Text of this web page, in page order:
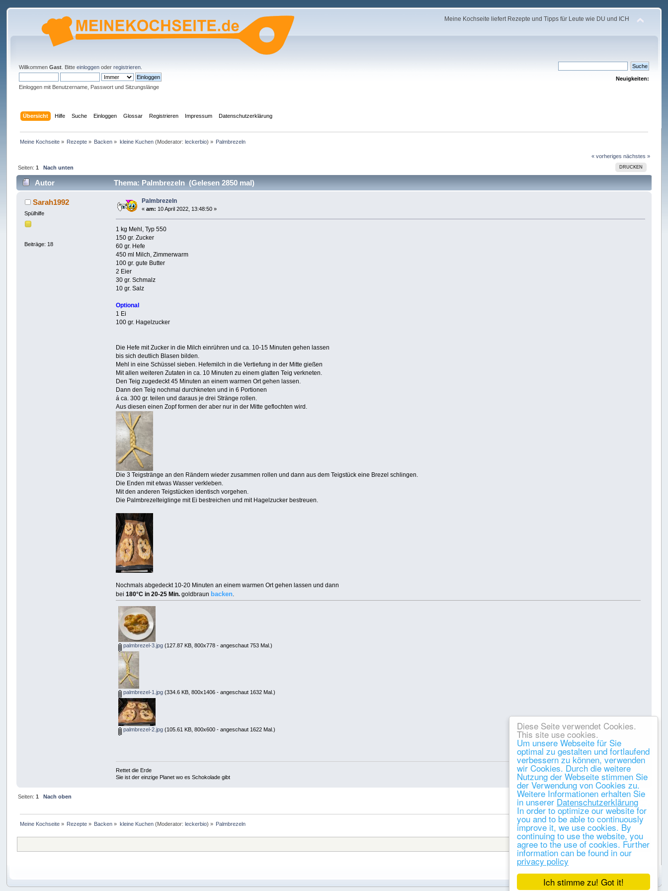
Ich stimme zu! Got it!
Diese Seite verwendet Cookies.
This site use cookies.
Um unsere Webseite für Sie
optimal zu gestalten und fortlaufend
verbessern zu können, verwenden
wir Cookies. Durch die weitere
Nutzung der Webseite stimmen Sie
der Verwendung von Cookies zu.
Weitere Informationen erhalten Sie
in unserer Datenschutzerklärung
In order to optimize our website for
you and to be able to continuously
improve it, we use cookies. By
continuing to use the website, you
agree to the use of cookies. Further
information can be found in our
privacy policy
Meine Kochseite liefert Rezepte und Tipps für Leute wie DU und ICH
WillkommenGast . Bitteeinloggen oderregistrieren
Einloggen mit Benutzername, Passwort und Sitzungslänge
Neuigkeiten:
Übersicht Hilfe Suche Einloggen Glossar Registrieren Impressum Datenschutzerklärung
Meine Kochseite» Rezepte » Backen » kleine Kuchen(Moderator: leckerbio) » Palmbrezeln
« vorheriges nächstes »
DRUCKEN
Seiten: 1 Nach unten
Autor Thema: Palmbrezeln (Gelesen 2850 mal)
Sarah1992
Spülhilfe
Beiträge: 18
Palmbrezeln
«am: 10 April 2022, 13:48:50 »
1 kg Mehl, Typ 550
150 gr. Zucker
60 gr. Hefe
450 ml Milch, Zimmerwarm
100 gr. gute Butter
2 Eier
30 gr. Schmalz
10 gr. Salz
Optional
1 Ei
100 gr. Hagelzucker
Die Hefe mit Zucker in die Milch einrühren und ca. 10-15 Minuten gehen lassen
bis sich deutlich Blasen bilden.
Mehl in eine Schüssel sieben. Hefemilch in die Vertiefung in der Mitte gießen
Mit allen weiteren Zutaten in ca. 10 Minuten zu einem glatten Teig verkneten.
Den Teig zugedeckt 45 Minuten an einem warmen Ort gehen lassen.
Dann den Teig nochmal durchkneten und in 6 Portionen
á ca. 300 gr. teilen und daraus je drei Stränge rollen.
Aus diesen einen Zopf formen der aber nur in der Mitte geflochten wird.
Die 3 Teigstränge an den Rändern wieder zusammen rollen und dann aus dem Teigstück eine Brezel schlingen.
Die Enden mit etwas Wasser verkleben.
Mit den anderen Teigstücken identisch vorgehen.
Die Palmbrezelteiglinge mit Ei bestreichen und mit Hagelzucker bestreuen.
Nochmals abgedeckt 10-20 Minuten an einem warmen Ort gehen lassen und dann
bei180°C in 20-25 Min. goldbraun backen.
palmbrezel-3.jpg (127.87 KB, 800x778 - angeschaut 753 Mal.)
palmbrezel-1.jpg (334.6 KB, 800x1406 - angeschaut 1632 Mal.)
palmbrezel-2.jpg (105.61 KB, 800x600 - angeschaut 1622 Mal.)
Gespeichert
Rettet die Erde
Sie ist der einzige Planet wo es Schokolade gibt
DRUCKEN
Seiten: 1
Nach oben
« vorheriges nächstes »
Meine Kochseite» Rezepte » Backen » kleine Kuchen(Moderator: leckerbio) » Palmbrezeln
Gehe zu: